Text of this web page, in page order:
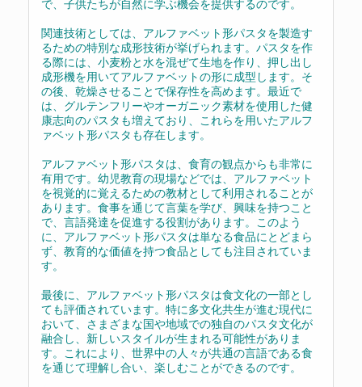
で、子供たちが自然に学ぶ機会を提供するのです。
関連技術としては、アルファベット形パスタを製造す
るための特別な成形技術が挙げられます。パスタを作
る際には、小麦粉と水を混ぜて生地を作り、押し出し
成形機を用いてアルファベットの形に成型します。そ
の後、乾燥させることで保存性を高めます。最近で
は、グルテンフリーやオーガニック素材を使用した健
康志向のパスタも増えており、これらを用いたアルフ
ァベット形パスタも存在します。
アルファベット形パスタは、食育の観点からも非常に
有用です。幼児教育の現場などでは、アルファベット
を視覚的に覚えるための教材として利用されることが
あります。食事を通じて言葉を学び、興味を持つこと
で、言語発達を促進する役割があります。このよう
に、アルファベット形パスタは単なる食品にとどまら
ず、教育的な価値を持つ食品としても注目されていま
す。
最後に、アルファベット形パスタは食文化の一部とし
ても評価されています。特に多文化共生が進む現代に
おいて、さまざまな国や地域での独自のパスタ文化が
融合し、新しいスタイルが生まれる可能性がありま
す。これにより、世界中の人々が共通の言語である食
を通じて理解し合い、楽しむことができるのです。